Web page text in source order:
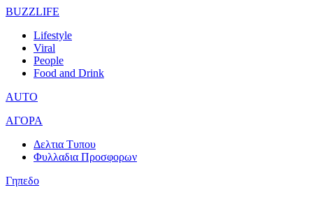
BUZZLIFE
Lifestyle
Viral
People
Food and Drink
AUTO
ΑΓΟΡΑ
Δελτια Τυπου
Φυλλαδια Προσφορων
Γηπεδο